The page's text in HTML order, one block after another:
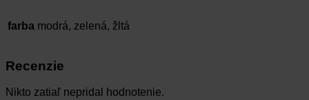
farba modrá, zelená, žltá
Recenzie
Nikto zatiaľ nepridal hodnotenie.